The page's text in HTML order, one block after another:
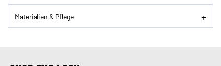
Materialien & Pflege